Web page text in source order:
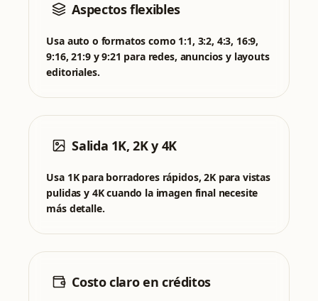
Aspectos flexibles
Usa auto o formatos como 1:1, 3:2, 4:3, 16:9,
9:16, 21:9 y 9:21 para redes, anuncios y layouts
editoriales.
Salida 1K, 2K y 4K
Usa 1K para borradores rápidos, 2K para vistas
pulidas y 4K cuando la imagen final necesite
más detalle.
Costo claro en créditos